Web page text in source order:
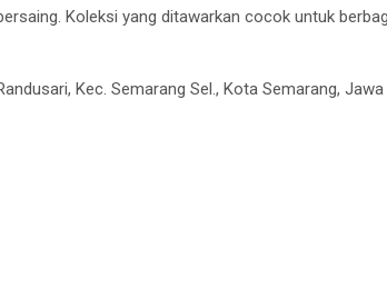
Koleksi yang ditawarkan cocok untuk
Kec. Semarang Sel., Kota Semarang,